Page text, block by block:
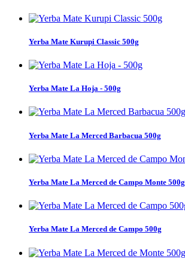
Yerba Mate Kurupi Classic 500g
Yerba Mate La Hoja - 500g
Yerba Mate La Merced Barbacua 500g
Yerba Mate La Merced de Campo Monte 500g
Yerba Mate La Merced de Campo 500g